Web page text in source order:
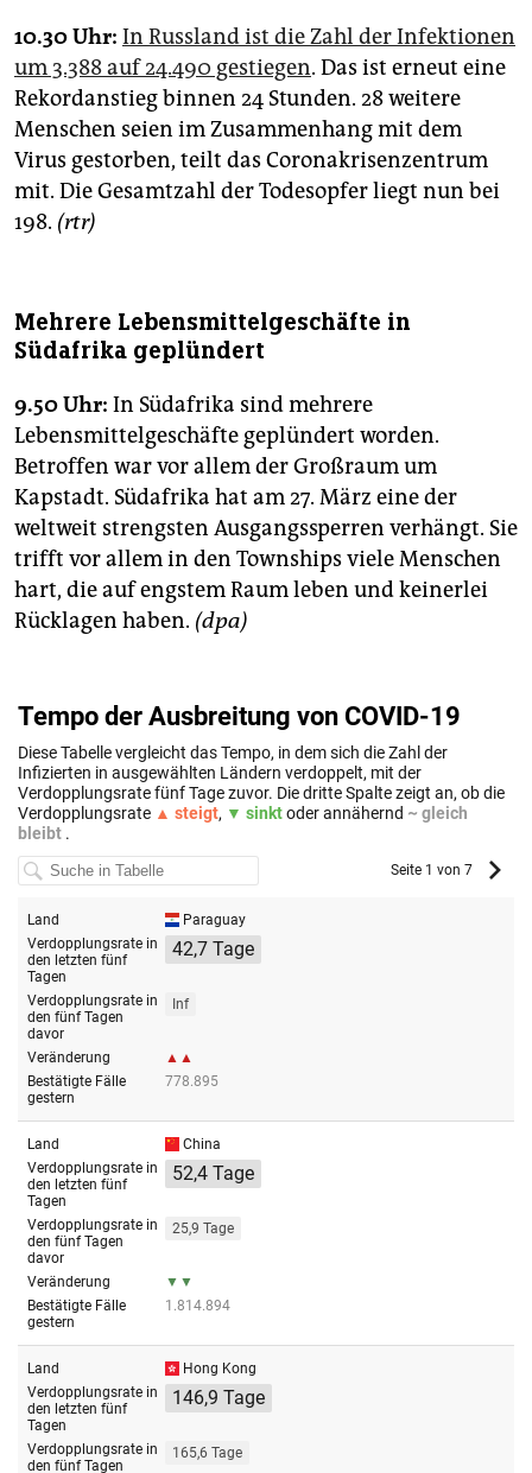
10.30 Uhr: In Russland ist die Zahl der Infektionen
um 3.388 auf 24.490 gestiegen. Das ist erneut eine
Rekordanstieg binnen 24 Stunden. 28 weitere
Menschen seien im Zusammenhang mit dem
Virus gestorben, teilt das Coronakrisenzentrum
mit. Die Gesamtzahl der Todesopfer liegt nun bei
198. (rtr)
Mehrere Lebensmittelgeschäfte in
Südafrika geplündert
9.50 Uhr: In Südafrika sind mehrere
Lebensmittelgeschäfte geplündert worden.
Betroffen war vor allem der Großraum um
Kapstadt. Südafrika hat am 27. März eine der
weltweit strengsten Ausgangssperren verhängt. Sie
trifft vor allem in den Townships viele Menschen
hart, die auf engstem Raum leben und keinerlei
Rücklagen haben. (dpa)